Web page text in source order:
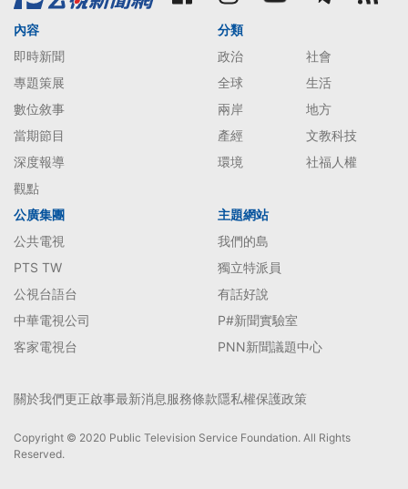
內容
即時新聞
專題策展
數位敘事
當期節目
深度報導
觀點
分類
政治
社會
全球
生活
兩岸
地方
產經
文教科技
環境
社福人權
公廣集團
公共電視
PTS TW
公視台語台
中華電視公司
客家電視台
主題網站
我們的島
獨立特派員
有話好說
P#新聞實驗室
PNN新聞議題中心
關於我們更正啟事最新消息服務條款隱私權保護政策
Copyright © 2020 Public Television Service Foundation. All Rights
Reserved.